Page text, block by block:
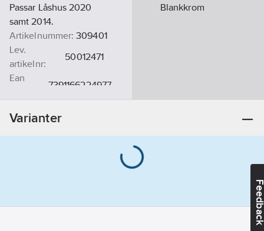
Passar Låshus 2020
samt 2014.
Artikelnummer: 309401
Lev.
artikelnr:
50012471
Ean
7391166224977
Blankkrom
Varianter